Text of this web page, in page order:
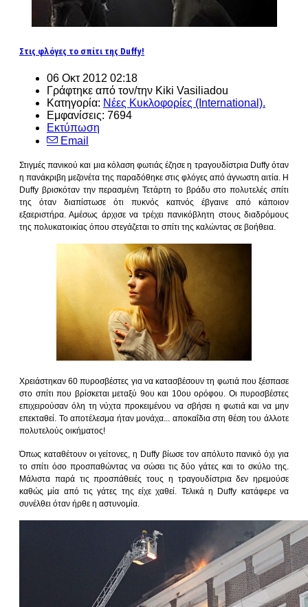
Στις φλόγες το σπίτι της Duffy!
06 Οκτ 2012 02:18
Γράφτηκε από τον/την Kiki Vasiliadou
Κατηγορία: Νέες Κυκλοφορίες (International).
Εμφανίσεις: 7694
Εκτύπωση
Email
Στιγμές πανικού και μια κόλαση φωτιάς έζησε η τραγουδίστρια Duffy όταν
η πανάκριβη μεζονέτα της παραδόθηκε στις φλόγες από άγνωστη αιτία. Η
Duffy βρισκόταν την περασμένη Τετάρτη το βράδυ στο πολυτελές σπίτι
της όταν διαπίστωσε ότι πυκνός καπνός έβγαινε από κάποιον
εξαεριστήρα. Αμέσως άρχισε να τρέχει πανικόβλητη στους διαδρόμους
της πολυκατοικίας όπου στεγάζεται το σπίτι της καλώντας σε βοήθεια.
Χρειάστηκαν 60 πυροσβέστες για να κατασβέσουν τη φωτιά που ξέσπασε
στο σπίτι που βρίσκεται μεταξύ 9ου και 10ου ορόφου. Οι πυροσβέστες
επιχειρούσαν όλη τη νύχτα προκειμένου να σβήσει η φωτιά και να μην
επεκταθεί. Το αποτέλεσμα ήταν μονάχα... αποκαΐδια στη θέση του άλλοτε
πολυτελούς οικήματος!
Όπως καταθέτουν οι γείτονες, η Duffy βίωσε τον απόλυτο πανικό όχι για
το σπίτι όσο προσπαθώντας να σώσει τις δύο γάτες και το σκύλο της.
Μάλιστα παρά τις προσπάθειές τους η τραγουδίστρια δεν ηρεμούσε
καθώς μία από τις γάτες της είχε χαθεί. Τελικά η Duffy κατάφερε να
συνέλθει όταν ήρθε η αστυνομία.